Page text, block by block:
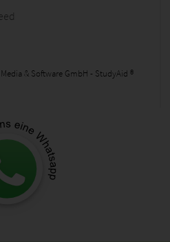
& Software GmbH - StudyAid ®